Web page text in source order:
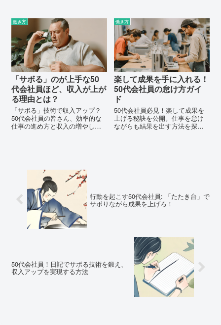
日々の中でストレスを感じ、プ
ライベートの時間をどう楽しむ
か悩んでいる方も多いので...
働き方
「サボる」のが上手な50
代会社員ほど、収入が上が
る理由とは？
「サボる」技術で収入アップ？
50代会社員の皆さん、効率的な
仕事の進め方と収入の増やし方
働き方
楽して成果を手に入れる！
50代会社員の怠け方ガイ
ド
50代会社員必見！楽して成果を
上げる秘訣を公開。仕事を怠け
ながらも結果を出す方法を探し
行動を起こす50代会社員: 「たたき台」で
サボりながら成果を上げろ！
50代会社員！日記でサボる技術を鍛え、
収入アップを実現する方法